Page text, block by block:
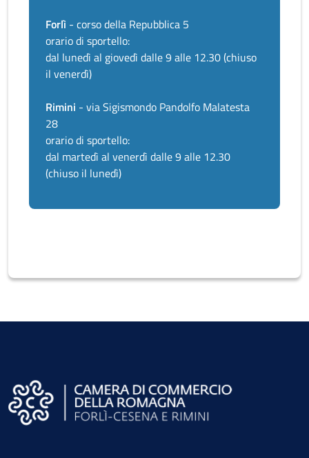
Forlì - corso della Repubblica 5
orario di sportello:
dal lunedì al giovedì dalle 9 alle 12.30 (chiuso
il venerdì)
Rimini - via Sigismondo Pandolfo Malatesta
28
orario di sportello:
dal martedì al venerdì dalle 9 alle 12.30
(chiuso il lunedì)